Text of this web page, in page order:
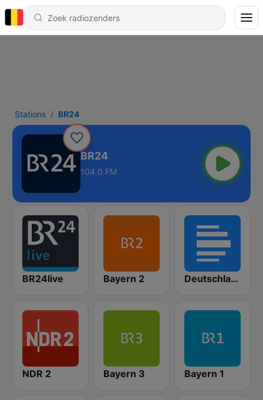
Stations BR24
BR24
104.0 FM
BR24live Bayern 2 Deutschlandfunk
NDR 2 Bayern 3 Bayern 1